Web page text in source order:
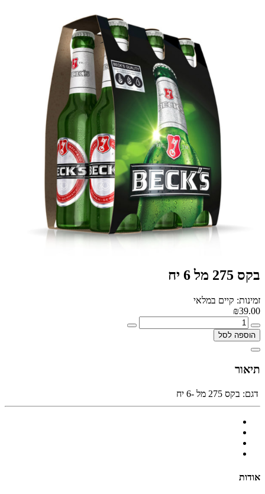
בקס 275 מל 6 יח
זמינות: קיים במלאי
₪39.00
הוספה לסל
תיאור
דגם: בקס 275 מל -6 יח
אודות